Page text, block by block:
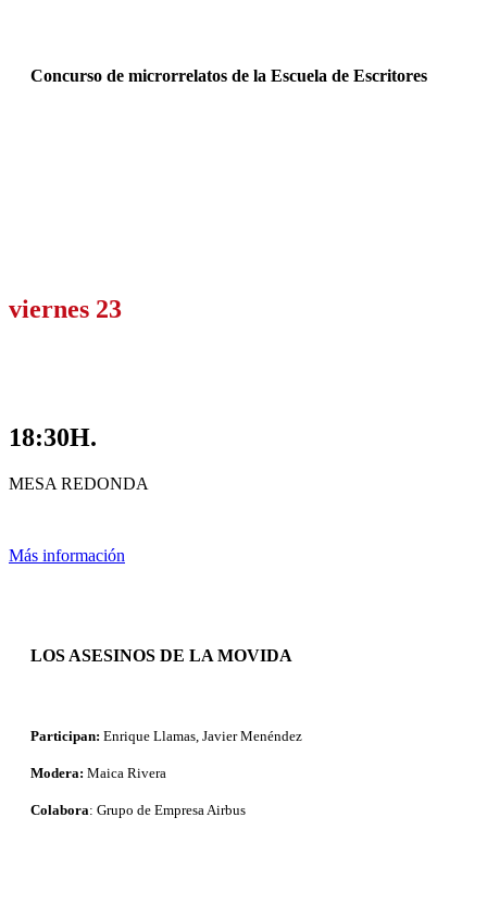
Concurso de microrrelatos de la Escuela de Escritores
viernes 23
18:30H.
MESA REDONDA
Más información
LOS ASESINOS DE LA MOVIDA
Participan: Enrique Llamas, Javier Menéndez
Modera: Maica Rivera
Colabora: Grupo de Empresa Airbus